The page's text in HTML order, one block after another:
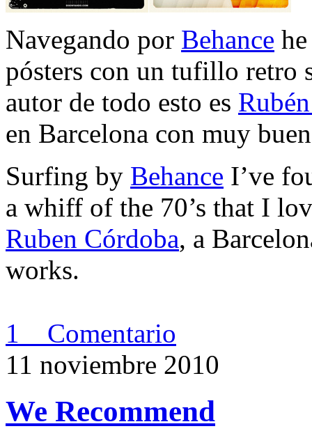
Navegando por Behance
pósters con un tufillo retro
autor de todo esto es
en Barcelona con muy
Surfing by Behance I’ve
a whiff of the 70’s that I
Ruben Córdoba, a
works.
1 Comentario
11 noviembre 2010
We Recommend